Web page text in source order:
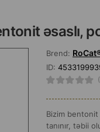
əsaslı,
Brend:
ID:
Bizim bentonit
tanınır, təbii